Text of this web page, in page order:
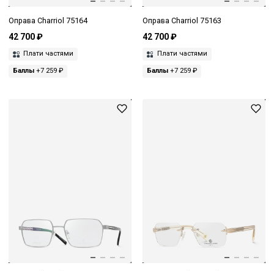
Оправа Charriol 75164
42 700 ₽
Плати частями
Баллы +7 259 ₽
Оправа Charriol 75163
42 700 ₽
Плати частями
Баллы+7 259 ₽